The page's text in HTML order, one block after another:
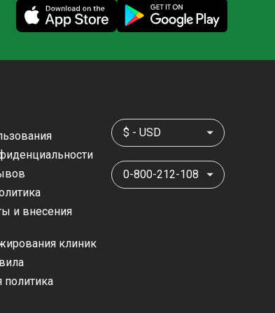
Сам доктор Садиоглу
на месте в течение двух дней,
дни в отеле каждый день
услуга VIP-трансфера, к
оказалась не такой надежной,
Однако это не вина
доктора Садиоглу, а
ответственность внешнего
Медицинское обслуживание и
первоклассными во всех отношениях.
вы ищете отличного хирурга для
и внесения
клиник
политика
$ - USD
0-800-212-108